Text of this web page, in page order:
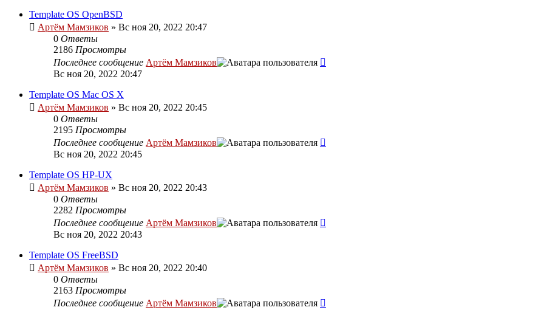
Template OS OpenBSD
Артём Мамзиков » Вс ноя 20, 2022 20:47
0 Ответы
2186 Просмотры
Последнее сообщение Артём Мамзиков
Вс ноя 20, 2022 20:47
Template OS Mac OS X
Артём Мамзиков » Вс ноя 20, 2022 20:45
0 Ответы
2195 Просмотры
Последнее сообщение Артём Мамзиков
Вс ноя 20, 2022 20:45
Template OS HP-UX
Артём Мамзиков » Вс ноя 20, 2022 20:43
0 Ответы
2282 Просмотры
Последнее сообщение Артём Мамзиков
Вс ноя 20, 2022 20:43
Template OS FreeBSD
Артём Мамзиков » Вс ноя 20, 2022 20:40
0 Ответы
2163 Просмотры
Последнее сообщение Артём Мамзиков